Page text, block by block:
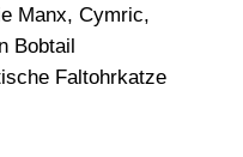
Manx, Cymric,
Bobtail
Faltohrkatze